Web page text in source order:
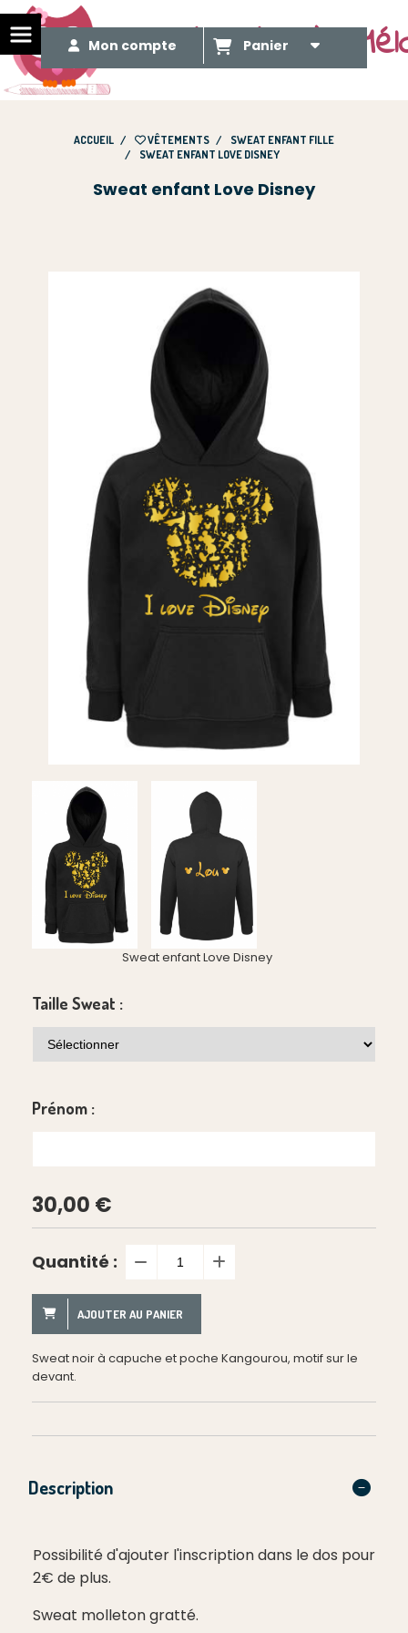
Le Méli Mélo de
Mon compte Panier
ACCUEIL VÊTEMENTS
SWEAT ENFANT FILLE
SWEAT ENFANT LOVE DISNEY
Sweat enfant Love Disney
Sweat enfant Love Disney
Taille Sweat :
Prénom :
30,00 €
Quantité :
AJOUTER AU PANIER
Sweat noir à capuche et poche Kangourou, motif sur le
devant.
Description
Possibilité d'ajouter l'inscription dans le dos pour
2€ de plus.
Sweat molleton gratté.